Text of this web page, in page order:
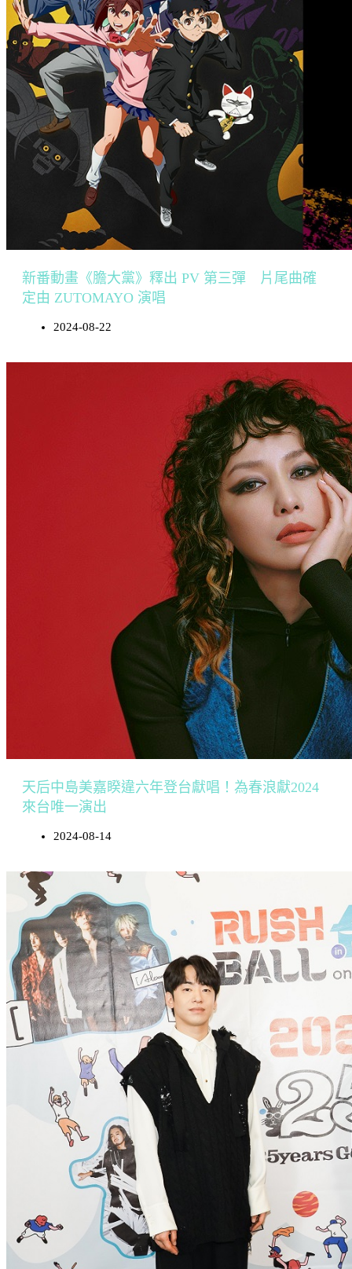
新番動畫《膽大黨》釋出 PV 第三彈 片尾曲確
定由 ZUTOMAYO 演唱
2024-08-22
天后中島美嘉睽違六年登台獻唱！為春浪獻2024
來台唯一演出
2024-08-14